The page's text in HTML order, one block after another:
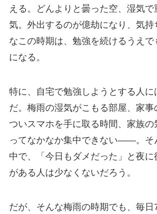
える。どんよりと曇った空、湿気で
気。外出するのが億劫になり、気持
なこの時期は、勉強を続けるうえで
になる。
特に、自宅で勉強しようとする人に
だ。梅雨の湿気がこもる部屋、家事
ついスマホを手に取る時間、家族の
ってなかなか集中できない――。そ
中で、「今日もダメだった」と夜に
がある人は少なくないだろう。
だが、そんな梅雨の時期でも、毎日